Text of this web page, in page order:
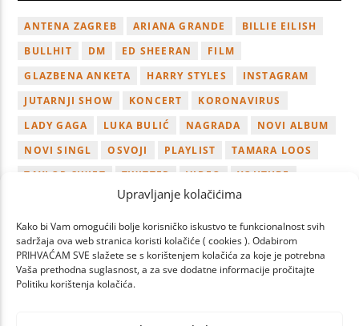
Upravljanje kolačićima
Kako bi Vam omogućili bolje korisničko iskustvo te funkcionalnost svih
sadržaja ova web stranica koristi kolačiće ( cookies ). Odabirom
PRIHVAĆAM SVE slažete se s korištenjem kolačića za koje je potrebna
Vaša prethodna suglasnost, a za sve dodatne informacije pročitajte
Politiku korištenja kolačića.
ANTENA ZAGREB ARIANA GRANDE
BILLIE EILISH
BULLHIT
DM ED SHEERAN
FILM
GLAZBENA ANKETA
HARRY STYLES
INSTAGRAM
JUTARNJI SHOW
KONCERT
KORONAVIRUS
LADY GAGA
LUKA BULIĆ NAGRADA
NOVI ALBUM
NOVI SINGL
OSVOJI PLAYLIST
TAMARA LOOS
TAYLOR SWIFT
TWITTER VIDEO
YOUTUBE